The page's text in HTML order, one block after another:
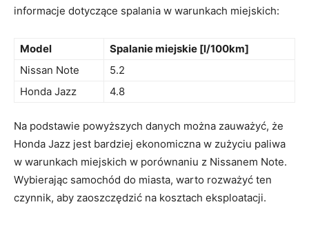
informacje ‌dotyczące spalania w ⁤warunkach⁣ miejskich:
Model
Spalanie miejskie [l/100km]
Nissan Note
5.2
Honda⁣ Jazz
4.8
Na podstawie powyższych danych‍ można zauważyć, że
Honda Jazz jest bardziej‌ ekonomiczna⁣ w zużyciu paliwa
⁢w ‍warunkach miejskich w porównaniu z Nissanem Note.
⁤Wybierając samochód do miasta, warto rozważyć​ ten​
czynnik, aby zaoszczędzić⁢ na‍ kosztach ⁤eksploatacji.